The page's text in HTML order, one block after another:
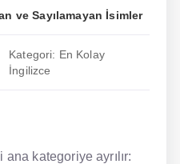
ve Sayılamayan İsimler
Kategori: En Kolay
İngilizce
kategoriye ayrılır: